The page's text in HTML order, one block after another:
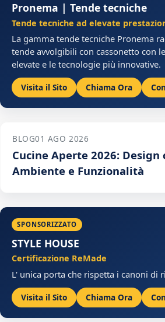
Pronema | Tende tecniche
Tende tecniche ad elevate
La gamma tende tecniche Pronema
tende avvolgibili con cassonetto con
elevate e le tecnologie più innovative.
Visita il Sito Chiama Ora
BLOG01 AGO 2026
Cucine Aperte 2026: Design
Ambiente e Funzionalità
SPONSORIZZATO
STYLE HOUSE
Certificazione ReMade
L' unica porta che rispetta i canoni di
Visita il Sito Chiama Ora